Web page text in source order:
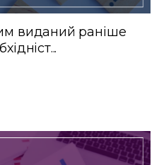
виданий раніше